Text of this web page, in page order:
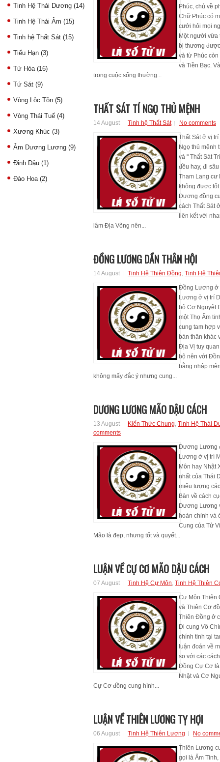
Tinh Hệ Thái Dương (14)
Tinh Hệ Thái Âm (15)
Tinh hệ Thất Sát (15)
Tiểu Hạn (3)
Tứ Hóa (16)
Tứ Sát (9)
Vòng Lộc Tồn (5)
Vòng Thái Tuế (4)
Xương Khúc (3)
Âm Dương Lương (9)
Đinh Dậu (1)
Đào Hoa (2)
Phúc, chủ về
Chữ Phúc có
cưới hỏi mọi
Một người vừa
bị thương
và từ Phúc
và Tiền Bạc.
trong cuộc sống thường...
THẤT SÁT TÍ NGỌ THỦ MỆNH
14 August Tinh hệ Thất Sát No comments
Thất Sát ở vị
Ngọ thủ mệnh
và " Thất Sát
đều hay, đi
Tham Lang cư
không được
Dương đồng
cách Thất Sát
liên kết với
lâm Địa Võng nên...
ĐỒNG LƯƠNG DẦN THÂN HỘI
14 August Tinh Hệ Thiên Đồng, Tinh Hệ
Đồng Lương ở
Lương ở vị trí
bộ Cơ Nguyệt
một Thọ Ấm
cung tam hợp
bản thân khác
Địa Vị tuy
bộ nên với
bằng nhập
không mấy đắc ý nhưng cung...
DƯƠNG LƯƠNG MÃO DẬU CÁCH
13 August Kiến Thức Chung, Tinh Hệ Thái
comments
Dương Lương
Lương ở vị trí
Môn hay Nhật
nhất của Thái
miếu tượng
Bàn về cách
Dương Lương
hoàn chỉnh và
Cung của Tử
Mão là đẹp, nhưng tốt và quyết...
LUẬN VỀ CỰ CƠ MÃO DẬU CÁCH
07 August Tinh Hệ Cự Môn, Tinh Hệ Thiên
Cự Môn Thiên
và Thiên Cơ
Thiên Đồng ở
Di cung Vô
chính tinh tại
luận đoán về
so với các
Đồng Cự Cơ
Nhật và Cơ
Cự Cơ đồng cung hình...
LUẬN VỀ THIÊN LƯƠNG TỴ HỢI
06 August Tinh Hệ Thiên Lương No
Thiên Lương
gọi là Ấm